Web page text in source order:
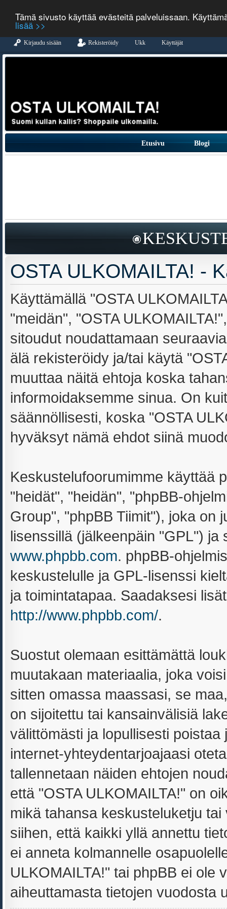
Tämä sivusto käyttää evästeitä palveluissaan.
lisää >>
Kirjaudu sisään Rekisteröidy Ukk Käyttäjät
Etusivu Blogi
OSTA ULKOMAILTA! -
Käyttämällä "OSTA
"meidän", "OSTA
sitoudut noudattamaan
älä rekisteröidy ja/tai käytä
muuttaa näitä ehtoja koska
informoidaksemme sinua. On
säännöllisesti, koska "OSTA
hyväksyt nämä ehdot siinä
Keskustelufoorumimme käyttää
"heidät", "heidän", "phpBB-
Group", "phpBB Tiimit"), joka on
lisenssillä (jälkeenpäin "GPL")
www.phpbb.com. phpBB-
keskustelulle ja GPL-lisenssi
ja toimintatapaa. Saadaksesi
http://www.phpbb.com/.
Suostut olemaan esittämättä
muutakaan materiaalia, joka
sitten omassa maassasi, se
on sijoitettu tai kansainvälisiä
välittömästi ja lopullisesti
internet-yhteydentarjoajaasi
tallennetaan näiden ehtojen
että "OSTA ULKOMAILTA!" on
mikä tahansa keskusteluketju
siihen, että kaikki yllä annettu
ei anneta kolmannelle
ULKOMAILTA!" tai phpBB ei ole
aiheuttamasta tietojen vuodosta